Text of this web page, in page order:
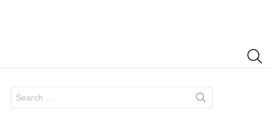
for: